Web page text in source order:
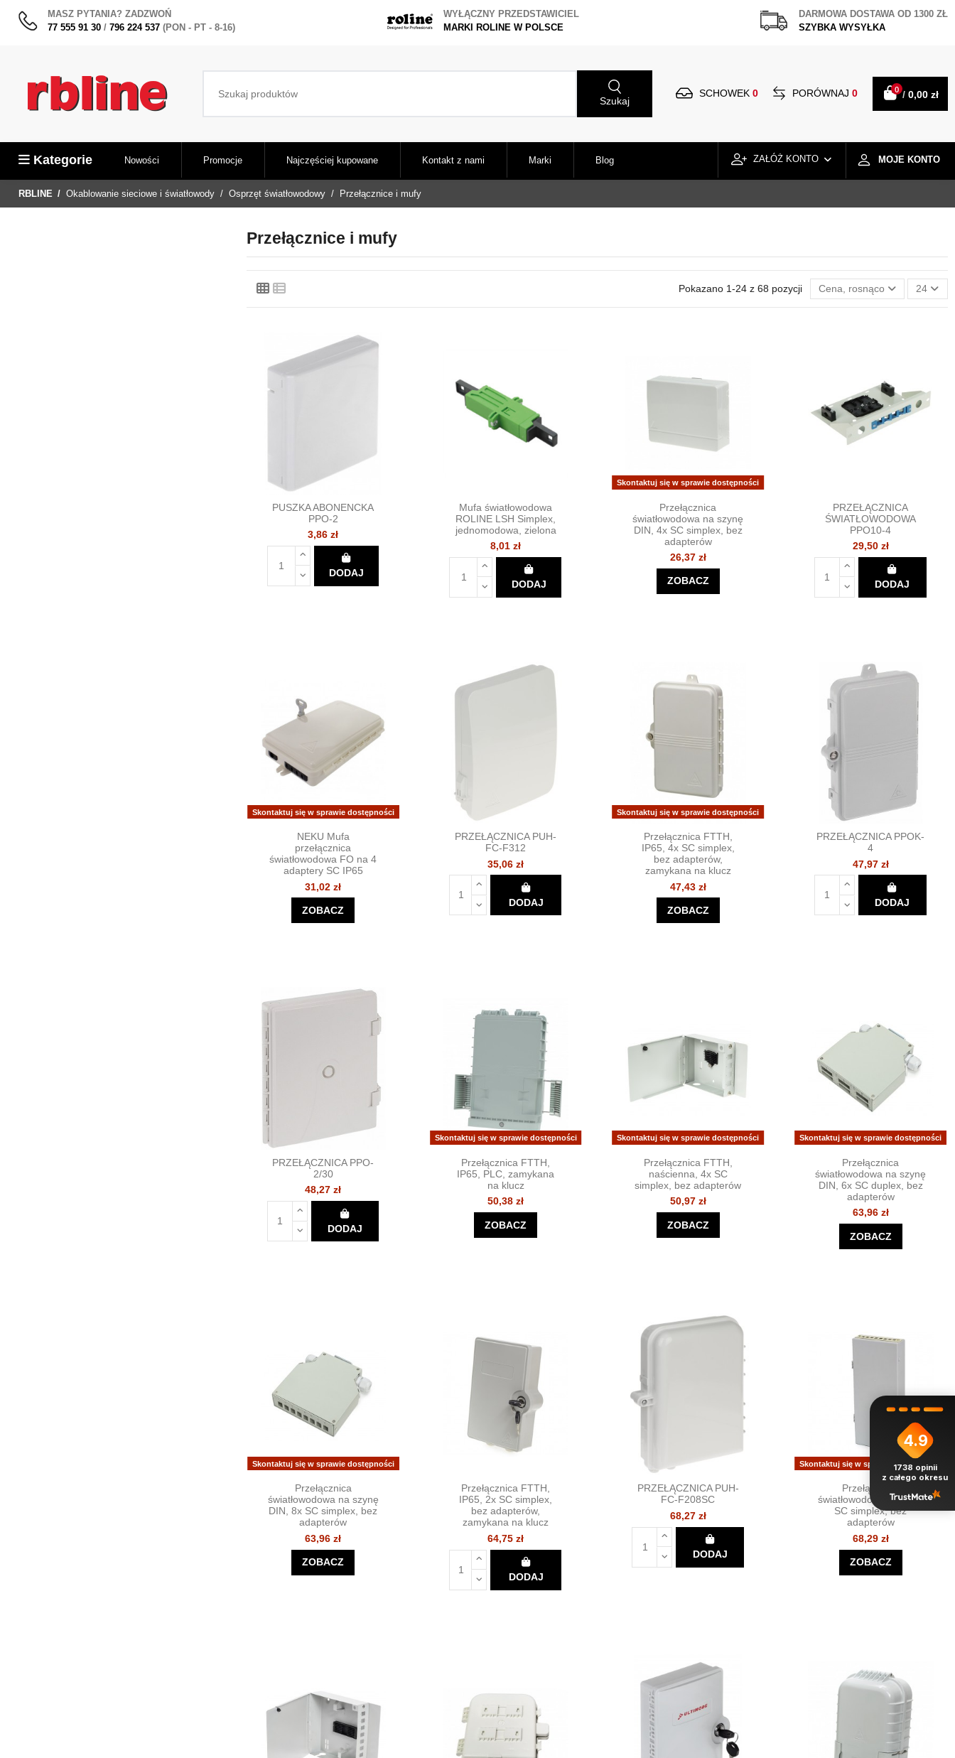
MASZ PYTANIA? ZADZWOŃ
77 555 91 30/ 796 224 537 (PON - PT - 8-16)
WYŁĄCZNY PRZEDSTAWICIEL
MARKI ROLINE W POLSCE
DARMOWA DOSTAWA OD 1300 ZŁ
SZYBKA WYSYŁKA
Szukaj
SCHOWEK 0 PORÓWNAJ 0 0 / 0,00 zł
Kategorie Nowości Promocje Najczęściej kupowane Kontakt z nami Marki Blog MOJE KONTO
ZAŁÓŻ KONTO
RBLINE Okablowanie sieciowe i światłowody Osprzęt światłowodowy Przełącznice i mufy
Przełącznice i mufy
Pokazano 1-24 z 68 pozycji Cena, rosnąco 24
PUSZKA ABONENCKA
PPO-2
3,86 zł
DODAJ
Mufa światłowodowa
ROLINE LSH Simplex,
jednomodowa, zielona
8,01 zł
DODAJ
Skontaktuj się w sprawie dostępności
Przełącznica
światłowodowa na szynę
DIN, 4x SC simplex, bez
adapterów
26,37 zł
ZOBACZ
PRZEŁĄCZNICA
ŚWIATŁOWODOWA
PPO10-4
29,50 zł
DODAJ
Skontaktuj się w sprawie dostępności
NEKU Mufa
przełącznica
światłowodowa FO na 4
adaptery SC IP65
31,02 zł
ZOBACZ
PRZEŁĄCZNICA PUH-
FC-F312
35,06 zł
DODAJ
Skontaktuj się w sprawie dostępności
Przełącznica FTTH,
IP65, 4x SC simplex,
bez adapterów,
zamykana na klucz
47,43 zł
ZOBACZ
PRZEŁĄCZNICA PPOK-
4
47,97 zł
DODAJ
PRZEŁĄCZNICA PPO-
2/30
48,27 zł
DODAJ
Skontaktuj się w sprawie dostępności
Przełącznica FTTH,
IP65, PLC, zamykana
na klucz
50,38 zł
ZOBACZ
Skontaktuj się w sprawie dostępności
Przełącznica FTTH,
naścienna, 4x SC
simplex, bez adapterów
50,97 zł
ZOBACZ
Skontaktuj się w sprawie dostępności
Przełącznica
światłowodowa na szynę
DIN, 6x SC duplex, bez
adapterów
63,96 zł
ZOBACZ
Skontaktuj się w sprawie dostępności
Przełącznica
światłowodowa na szynę
DIN, 8x SC simplex, bez
adapterów
63,96 zł
ZOBACZ
Przełącznica FTTH,
IP65, 2x SC simplex,
bez adapterów,
zamykana na klucz
64,75 zł
DODAJ
PRZEŁĄCZNICA PUH-
FC-F208SC
68,27 zł
DODAJ
Skontaktuj się w sprawie dostępności
Przełącznica
światłowodowa mini, 8x
SC simplex, bez
adapterów
68,29 zł
ZOBACZ
4.9
1738 opinii
z całego okresu